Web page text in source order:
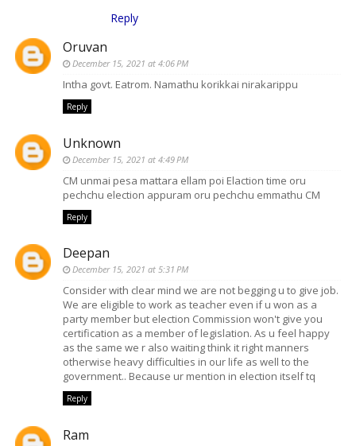
Reply
Oruvan
December 15, 2021 at 4:06 PM
Intha govt. Eatrom. Namathu korikkai nirakarippu
Reply
Unknown
December 15, 2021 at 4:49 PM
CM unmai pesa mattara ellam poi Elaction time oru
pechchu election appuram oru pechchu emmathu CM
Reply
Deepan
December 15, 2021 at 5:31 PM
Consider with clear mind we are not begging u to give job.
We are eligible to work as teacher even if u won as a
party member but election Commission won't give you
certification as a member of legislation. As u feel happy
as the same we r also waiting think it right manners
otherwise heavy difficulties in our life as well to the
government.. Because ur mention in election itself tq
Reply
Ram